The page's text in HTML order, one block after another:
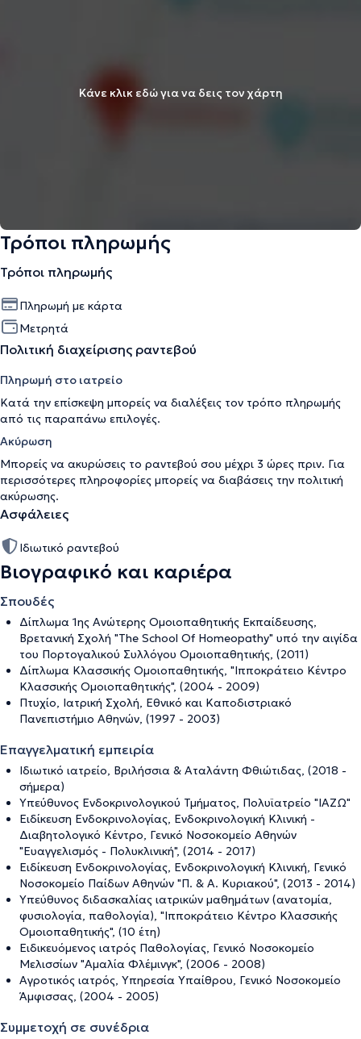
Κάνε κλικ εδώ για να δεις τον χάρτη
Τρόποι πληρωμής
Τρόποι πληρωμής
Πληρωμή με κάρτα
Μετρητά
Πολιτική διαχείρισης ραντεβού
Πληρωμή στο ιατρείο
Κατά την επίσκεψη μπορείς να διαλέξεις τον τρόπο πληρωμής
από τις παραπάνω επιλογές.
Ακύρωση
Μπορείς να ακυρώσεις το ραντεβού σου μέχρι 3 ώρες πριν. Για
περισσότερες πληροφορίες μπορείς να διαβάσεις την πολιτική
ακύρωσης.
Ασφάλειες
Ιδιωτικό ραντεβού
Βιογραφικό και καριέρα
Σπουδές
Δίπλωμα 1ης Ανώτερης Ομοιοπαθητικής Εκπαίδευσης,
Βρετανική Σχολή "The School Of Homeopathy" υπό την αιγίδα
του Πορτογαλικού Συλλόγου Ομοιοπαθητικής, (2011)
Δίπλωμα Κλασσικής Ομοιοπαθητικής, "Ιπποκράτειο Κέντρο
Κλασσικής Ομοιοπαθητικής", (2004 - 2009)
Πτυχίο, Ιατρική Σχολή, Εθνικό και Καποδιστριακό
Πανεπιστήμιο Αθηνών, (1997 - 2003)
Επαγγελματική εμπειρία
Ιδιωτικό ιατρείο, Βριλήσσια & Αταλάντη Φθιώτιδας, (2018 -
σήμερα)
Υπεύθυνος Ενδοκρινολογικού Τμήματος, Πολυϊατρείο "ΙAΖΩ"
Ειδίκευση Ενδοκρινολογίας, Ενδοκρινολογική Κλινική -
Διαβητολογικό Κέντρο, Γενικό Νοσοκομείο Αθηνών
"Ευαγγελισμός - Πολυκλινική", (2014 - 2017)
Ειδίκευση Ενδοκρινολογίας, Ενδοκρινολογική Κλινική, Γενικό
Νοσοκομείο Παίδων Αθηνών "Π. & Α. Κυριακού", (2013 - 2014)
Υπεύθυνος διδασκαλίας ιατρικών μαθημάτων (ανατομία,
φυσιολογία, παθολογία), "Ιπποκράτειο Κέντρο Κλασσικής
Ομοιοπαθητικής", (10 έτη)
Ειδικευόμενος ιατρός Παθολογίας, Γενικό Νοσοκομείο
Μελισσίων "Αμαλία Φλέμινγκ", (2006 - 2008)
Αγροτικός ιατρός, Υπηρεσία Υπαίθρου, Γενικό Νοσοκομείο
Άμφισσας, (2004 - 2005)
Συμμετοχή σε συνέδρια